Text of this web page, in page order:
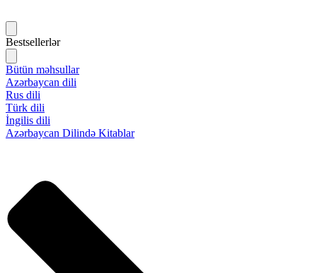
Bestsellerlər
Bütün məhsullar
Azərbaycan dili
Rus dili
Türk dili
İngilis dili
Azərbaycan Dilində Kitablar